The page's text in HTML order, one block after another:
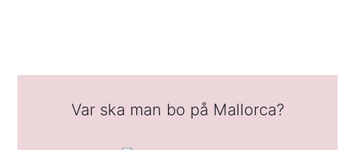
Var ska man bo på Mallorca?